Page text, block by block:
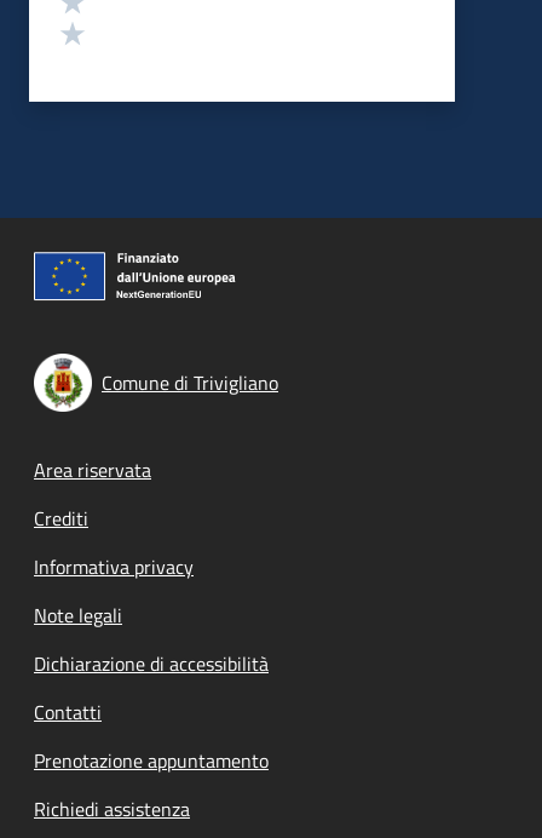
Comune di Trivigliano
Footer menu
Area riservata
Crediti
Informativa privacy
Note legali
Dichiarazione di accessibilità
Contatti
Prenotazione appuntamento
Richiedi assistenza